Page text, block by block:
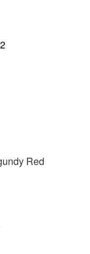
Red